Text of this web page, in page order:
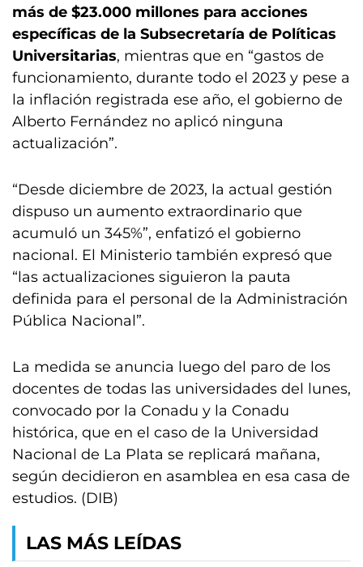
más de $23.000 millones para acciones
específicas de la Subsecretaría de Políticas
Universitarias, mientras que en “gastos de
funcionamiento, durante todo el 2023 y pese a
la inflación registrada ese año, el gobierno de
Alberto Fernández no aplicó ninguna
actualización”.
“Desde diciembre de 2023, la actual gestión
dispuso un aumento extraordinario que
acumuló un 345%”, enfatizó el gobierno
nacional. El Ministerio también expresó que
“las actualizaciones siguieron la pauta
definida para el personal de la Administración
Pública Nacional”.
La medida se anuncia luego del paro de los
docentes de todas las universidades del lunes,
convocado por la Conadu y la Conadu
histórica, que en el caso de la Universidad
Nacional de La Plata se replicará mañana,
según decidieron en asamblea en esa casa de
estudios. (DIB)
LAS MÁS LEÍDAS